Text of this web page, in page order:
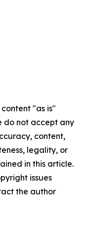
"as is"
do not accept any
content,
legality, or
in this article.
issues
the author